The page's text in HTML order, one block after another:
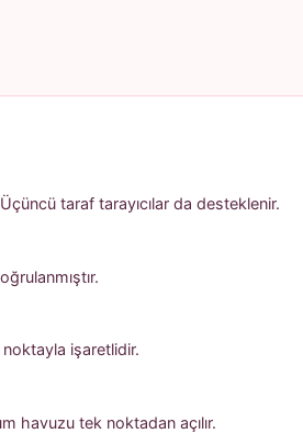
taraf tarayıcılar da desteklenir.
noktayla işaretlidir.
havuzu tek noktadan açılır.